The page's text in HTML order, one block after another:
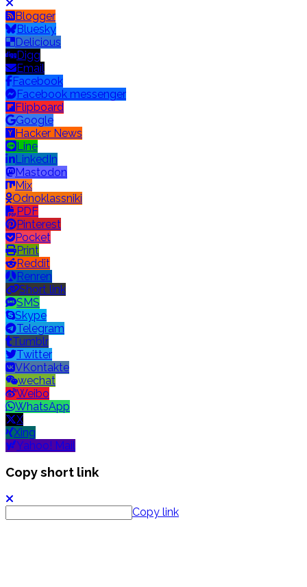
Blogger
Bluesky
Delicious
Digg
Email
Facebook
Facebook messenger
Flipboard
Google
Hacker News
Line
LinkedIn
Mastodon
Mix
Odnoklassniki
PDF
Pinterest
Pocket
Print
Reddit
Renren
Short link
SMS
Skype
Telegram
Tumblr
Twitter
VKontakte
wechat
Weibo
WhatsApp
X
Xing
Yahoo! Mail
Copy short link
Copy link